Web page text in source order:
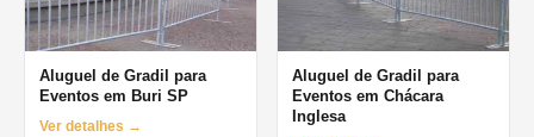
Aluguel de Gradil para
Eventos em Buri SP
Ver detalhes →
Aluguel de Gradil para
Eventos em Chácara
Inglesa